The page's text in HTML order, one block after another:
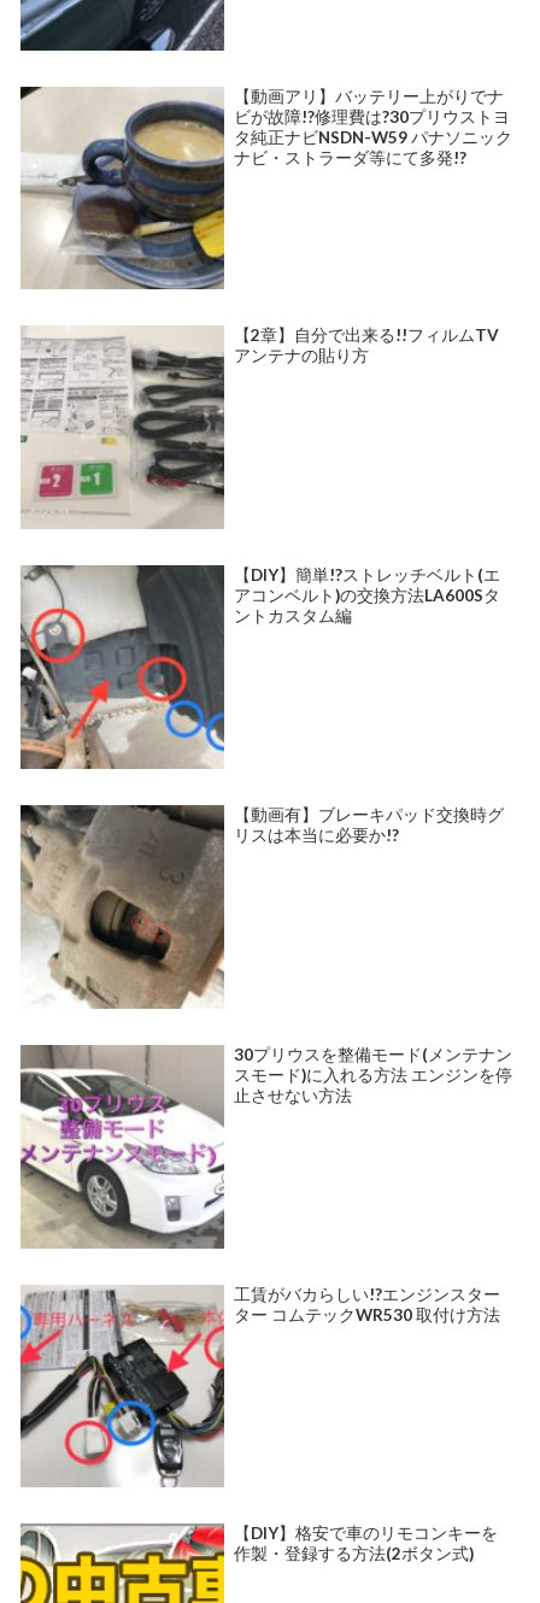
【動画アリ】バッテリー上がりでナ
ビが故障!?修理費は?30プリウストヨ
タ純正ナビNSDN-W59 パナソニック
ナビ・ストラーダ等にて多発!?
【2章】自分で出来る!!フィルムTV
アンテナの貼り方
【DIY】簡単!?ストレッチベルト(エ
アコンベルト)の交換方法LA600Sタ
ントカスタム編
【動画有】ブレーキパッド交換時グ
リスは本当に必要か!?
30プリウスを整備モード(メンテナン
スモード)に入れる方法 エンジンを停
止させない方法
工賃がバカらしい!?エンジンスター
ター コムテックWR530 取付け方法
【DIY】格安で車のリモコンキーを
作製・登録する方法(2ボタン式)